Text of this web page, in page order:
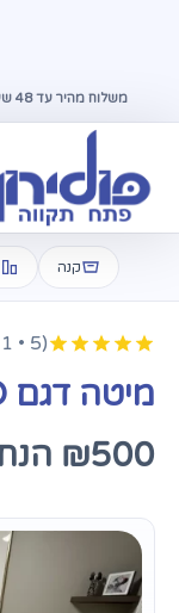
משלוח מהיר עד 48 שעות במרכז (בכפוף למלאי) | לייעוץ:
קנה
(5 • 1 ביקורות)
מיטה דגם SOHO
₪500 הנחה בקניית מזרן!